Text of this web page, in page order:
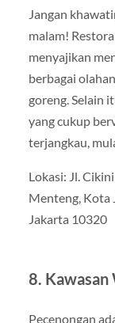
Jangan
malam!
menyajikan
berbagai
goreng. Selain
yang cukup
terjangkau,
Lokasi: Jl.
Menteng, Kota
Jakarta 10320
8. Kawasan
Pecenongan